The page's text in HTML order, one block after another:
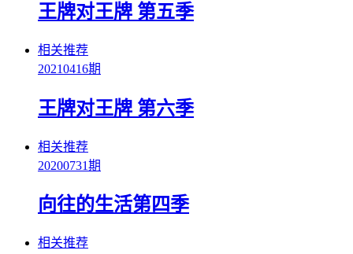
王牌对王牌 第五季
相关推荐
20210416期
王牌对王牌 第六季
相关推荐
20200731期
向往的生活第四季
相关推荐